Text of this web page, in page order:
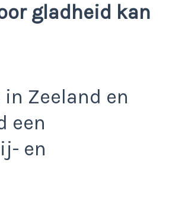
gladheid kan
Zeeland en
een
en